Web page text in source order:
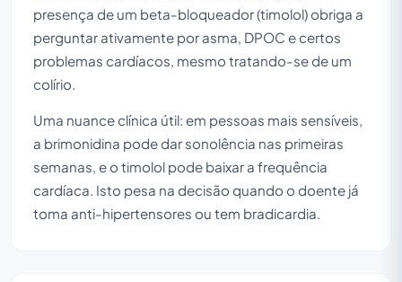
presença de um beta-bloqueador (timolol) obriga a
perguntar ativamente por asma, DPOC e certos
problemas cardíacos, mesmo tratando-se de um
colírio.
Uma nuance clínica útil: em pessoas mais sensíveis,
a brimonidina pode dar sonolência nas primeiras
semanas, e o timolol pode baixar a frequência
cardíaca. Isto pesa na decisão quando o doente já
toma anti-hipertensores ou tem bradicardia.